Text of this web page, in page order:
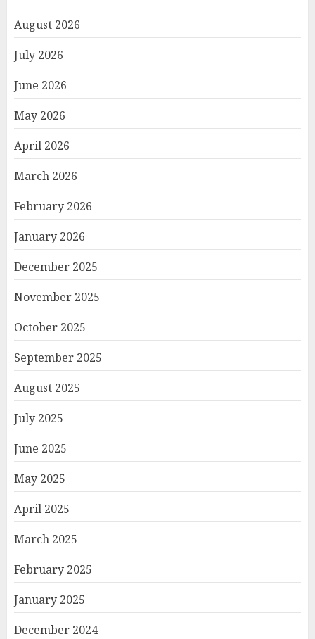
August 2026
July 2026
June 2026
May 2026
April 2026
March 2026
February 2026
January 2026
December 2025
November 2025
October 2025
September 2025
August 2025
July 2025
June 2025
May 2025
April 2025
March 2025
February 2025
January 2025
December 2024